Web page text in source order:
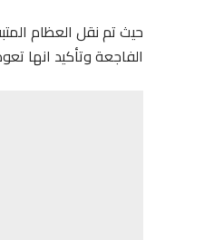
حيث تم نقل العظام
الفاجعة وتأكيد انها